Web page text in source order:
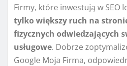
Firmy, które inwestują w SEO
tylko większy ruch na
fizycznych odwiedzających
usługowe. Dobrze
Google Moja Firma,